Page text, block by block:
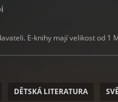
E-knihy mají velikost od 1
DĚTSKÁ LITERATURA